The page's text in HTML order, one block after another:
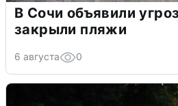
В Сочи объявили
закрыли пляжи
6 августа 0